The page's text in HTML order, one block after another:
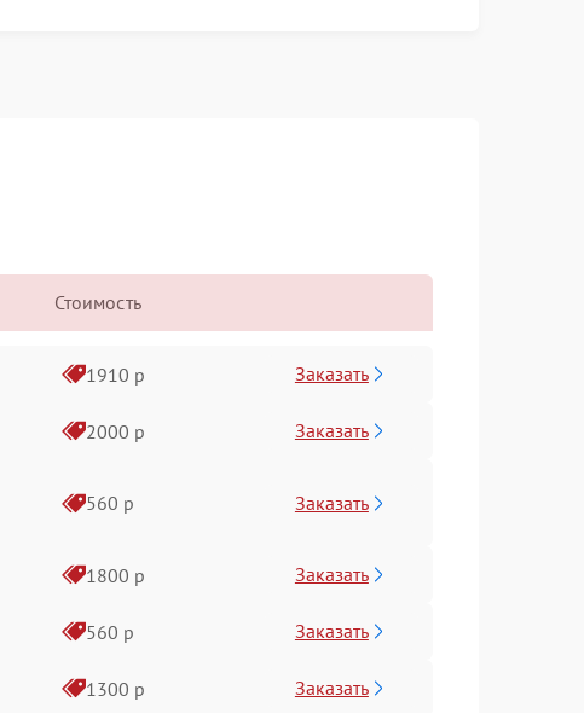
Стоимость
1910 р Заказать
2000 р Заказать
560 р Заказать
1800 р Заказать
560 р Заказать
1300 р Заказать